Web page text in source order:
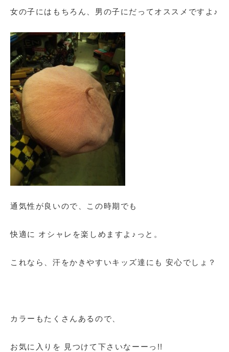
女の子にはもちろん、男の子にだってオススメですよ♪
通気性が良いので、この時期でも
快適に オシャレを楽しめますよ♪っと。
これなら、汗をかきやすいキッズ達にも 安心でしょ？
カラーもたくさんあるので、
お気に入りを 見つけて下さいなーーっ!!